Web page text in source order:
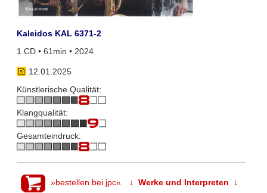
Kaleidos KAL 6371-2
1 CD • 61min • 2024
12.01.2025
Künstlerische Qualität:
Klangqualität:
Gesamteindruck:
»bestellen bei jpc« ↓ Werke und Interpreten ↓